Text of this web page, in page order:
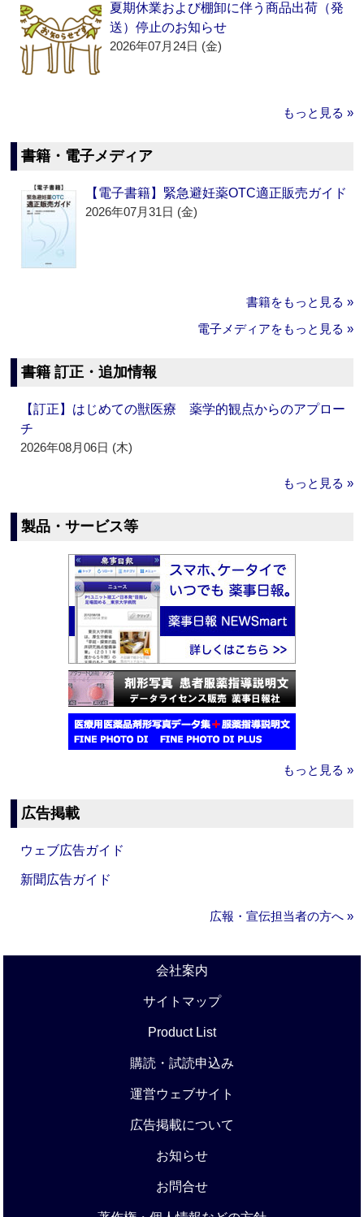
夏期休業および棚卸に伴う商品出荷（発
送）停止のお知らせ
2026年07月24日 (金)
もっと見る »
書籍・電子メディア
【電子書籍】緊急避妊薬OTC適正販売ガイド
2026年07月31日 (金)
書籍をもっと見る »
電子メディアをもっと見る »
書籍 訂正・追加情報
【訂正】はじめての獣医療 薬学的観点からのアプロー
チ
2026年08月06日 (木)
もっと見る »
製品・サービス等
もっと見る »
広告掲載
ウェブ広告ガイド
新聞広告ガイド
広報・宣伝担当者の方へ »
会社案内
サイトマップ
Product List
購読・試読申込み
運営ウェブサイト
広告掲載について
お知らせ
お問合せ